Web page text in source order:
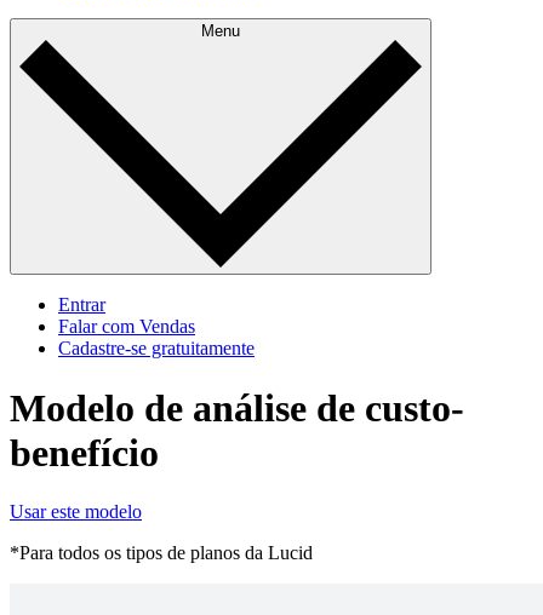
Menu
Entrar
Falar com Vendas
Cadastre‐se gratuitamente
Modelo de análise de custo-
benefício
Usar este modelo
*Para todos os tipos de planos da Lucid